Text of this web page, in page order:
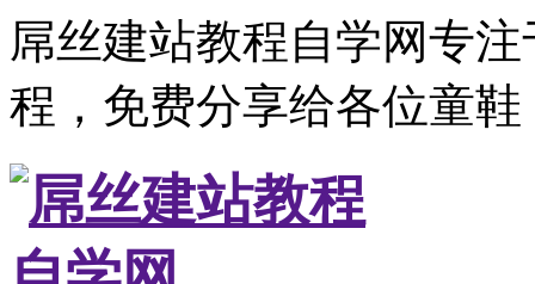
屌丝建站教程自学网专
程，免费分享给各位童